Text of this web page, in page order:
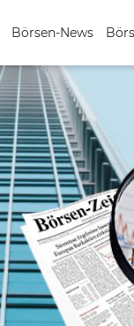
Börsen-News